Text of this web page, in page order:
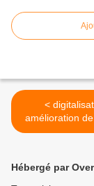
< digitalisation et
amélioration de
670 Roco
Hébergé par